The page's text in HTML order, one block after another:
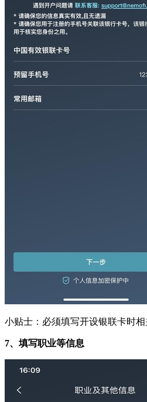
小贴士：必须填写开设银联卡时
7、填写职业等信息